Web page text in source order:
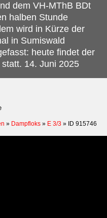
dem VH-MThB BDt
halben Stunde
wird in Kürze der
in Sumiswald
heute findet der
14. Juni 2025
» Dampfloks » E 3/3 » ID 915746